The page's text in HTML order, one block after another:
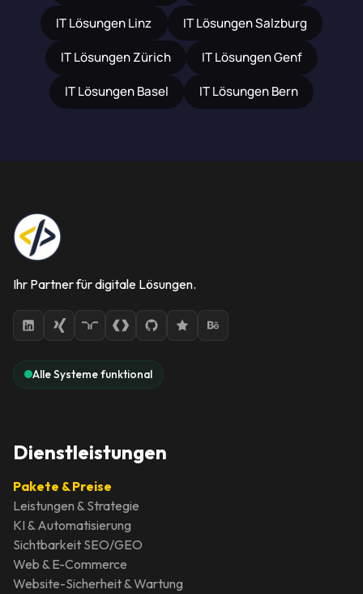
IT Lösungen Linz IT Lösungen Salzburg
IT Lösungen Zürich IT Lösungen Genf
IT Lösungen Basel IT Lösungen Bern
Ihr Partner für digitale Lösungen.
Alle Systeme funktional
Dienstleistungen
Pakete & Preise
Leistungen & Strategie
KI & Automatisierung
Sichtbarkeit SEO/GEO
Web & E-Commerce
Website-Sicherheit & Wartung